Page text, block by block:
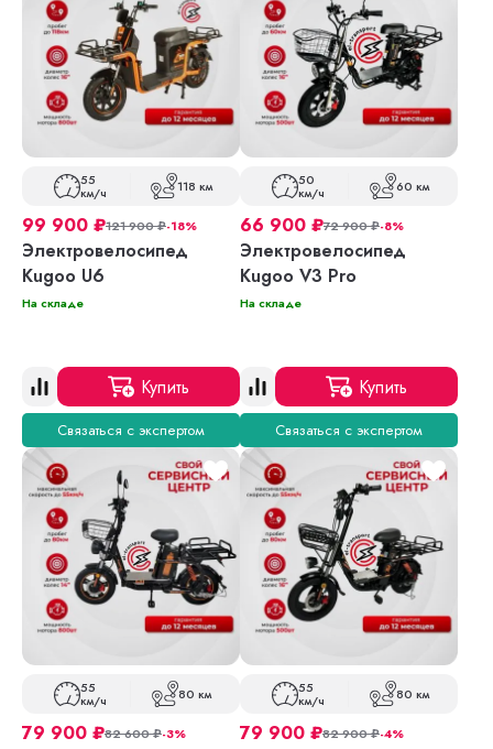
55
км/ч 118 км
99 900 ₽121 900₽-18%
Электровелосипед
Kugoo U6
На складе
Купить
Связаться с экспертом
50
км/ч 60 км
66 900 ₽72 900₽-8%
Электровелосипед
Kugoo V3 Pro
На складе
Купить
Связаться с экспертом
55
км/ч 80 км
79 900 ₽82 600₽-3%
55
км/ч 80 км
79 900 ₽82 900₽-4%